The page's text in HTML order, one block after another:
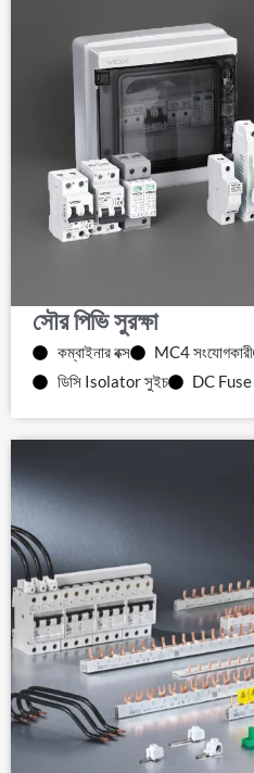
সৌর পিভি সুরক্ষা
কম্বাইনার বক্স MC4 সংযোগকারী
ডিসি Isolator সুইচ
DC Fuse